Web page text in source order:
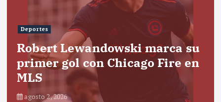
Deportes
Robert Lewandowski marca su
primer gol con Chicago Fire en
MLS
agosto 2, 2026